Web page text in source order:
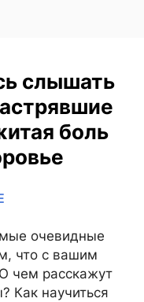
слышать
боль
очевидные
что с вашим
чем расскажут
Как научиться